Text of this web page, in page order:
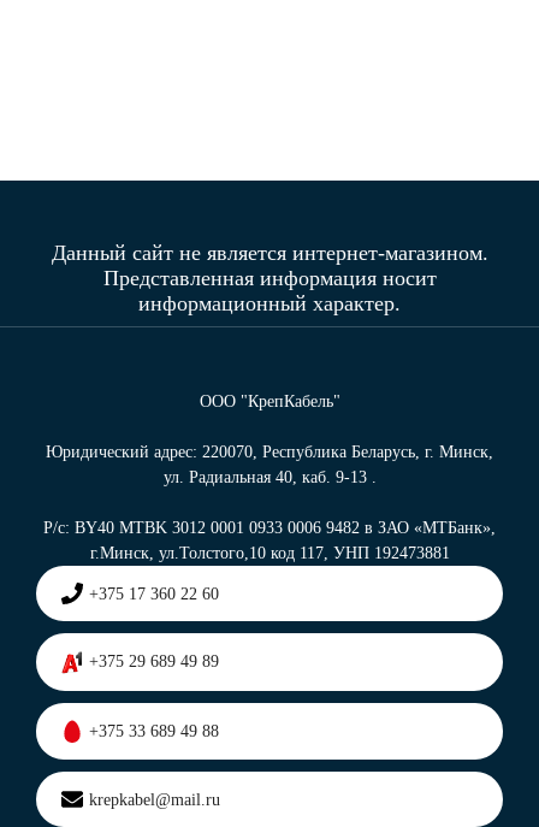
Данный сайт не является интернет-магазином.
Представленная информация носит
информационный характер.
ООО "КрепКабель"
Юридический адрес: 220070, Республика Беларусь, г. Минск,
ул. Радиальная 40, каб. 9-13 .
Р/с: BY40 MTBK 3012 0001 0933 0006 9482 в ЗАО «МТБанк»,
г.Минск, ул.Толстого,10 код 117, УНП 192473881
+375 17 360 22 60
+375 29 689 49 89
+375 33 689 49 88
krepkabel@mail.ru